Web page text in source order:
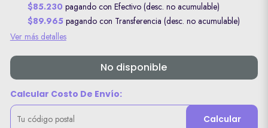
$85.230 pagando con Efectivo (desc. no acumulable)
$89.965 pagando con Transferencia (desc. no acumulable)
Ver más detalles
No disponible
Calcular Costo De Envío:
Calcular